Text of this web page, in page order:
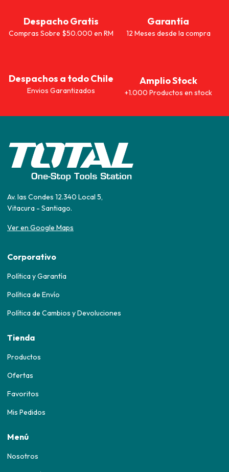
Despacho Gratis
Compras Sobre $50.000 en RM
Garantía
12 Meses desde la compra
Despachos a todo Chile
Envios Garantizados
Amplio Stock
+1.000 Productos en stock
Av. las Condes 12.340 Local 5,
Vitacura - Santiago.
Ver en Google Maps
Corporativo
Política y Garantía
Política de Envío
Política de Cambios y Devoluciones
Tienda
Productos
Ofertas
Favoritos
Mis Pedidos
Menú
Nosotros